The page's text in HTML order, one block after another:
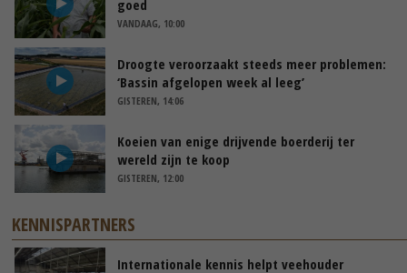
goed
VANDAAG, 10:00
Droogte veroorzaakt steeds meer problemen:
‘Bassin afgelopen week al leeg’
GISTEREN, 14:06
Koeien van enige drijvende boerderij ter
wereld zijn te koop
GISTEREN, 12:00
KENNISPARTNERS
Internationale kennis helpt veehouder